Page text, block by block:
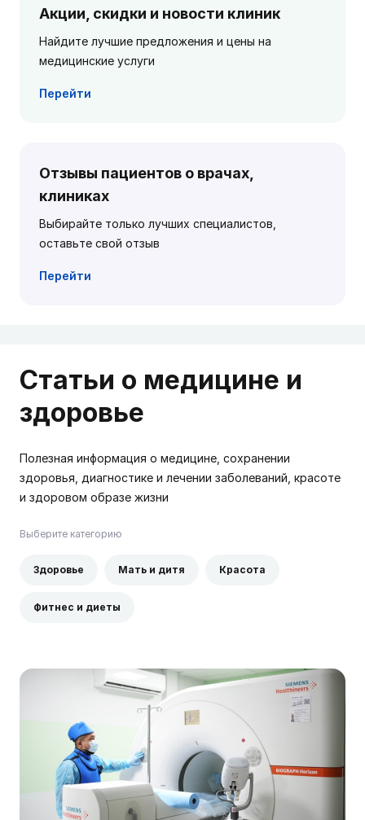
Акции, скидки и новости клиник
Найдите лучшие предложения и цены на
медицинские услуги
Перейти
Отзывы пациентов о врачах,
клиниках
Выбирайте только лучших специалистов,
оставьте свой отзыв
Перейти
Статьи о медицине и
здоровье
Полезная информация о медицине, сохранении
здоровья, диагностике и лечении заболеваний, красоте
и здоровом образе жизни
Выберите категорию
Здоровье Мать и дитя Красота
Фитнес и диеты